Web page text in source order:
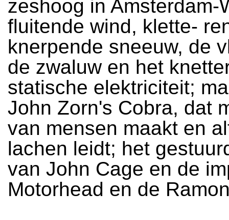
zeshoog in Amsterdam-
fluitende wind, klette-
knerpende sneeuw, de
de zwaluw en het
statische elektriciteit;
John Zorn's Cobra, dat
van mensen maakt en
lachen leidt; het
van John Cage en de
Motorhead en de